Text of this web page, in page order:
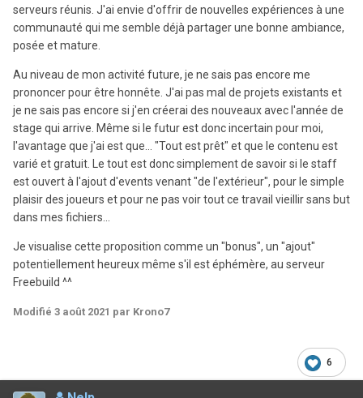
serveurs réunis. J'ai envie d'offrir de nouvelles expériences à une
communauté qui me semble déjà partager une bonne ambiance,
posée et mature.
Au niveau de mon activité future, je ne sais pas encore me
prononcer pour être honnête. J'ai pas mal de projets existants et
je ne sais pas encore si j'en créerai des nouveaux avec l'année de
stage qui arrive. Même si le futur est donc incertain pour moi,
l'avantage que j'ai est que... "Tout est prêt" et que le contenu est
varié et gratuit. Le tout est donc simplement de savoir si le staff
est ouvert à l'ajout d'events venant "de l'extérieur", pour le simple
plaisir des joueurs et pour ne pas voir tout ce travail vieillir sans but
dans mes fichiers...
Je visualise cette proposition comme un "bonus", un "ajout"
potentiellement heureux même s'il est éphémère, au serveur
Freebuild ^^
Modifié 3 août 2021 par Krono7
6